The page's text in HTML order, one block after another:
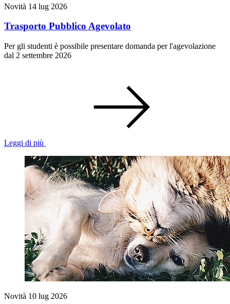
Novità 14 lug 2026
Trasporto Pubblico Agevolato
Per gli studenti è possibile presentare domanda per l'agevolazione
dal 2 settembre 2026
Leggi di più
Novità 10 lug 2026